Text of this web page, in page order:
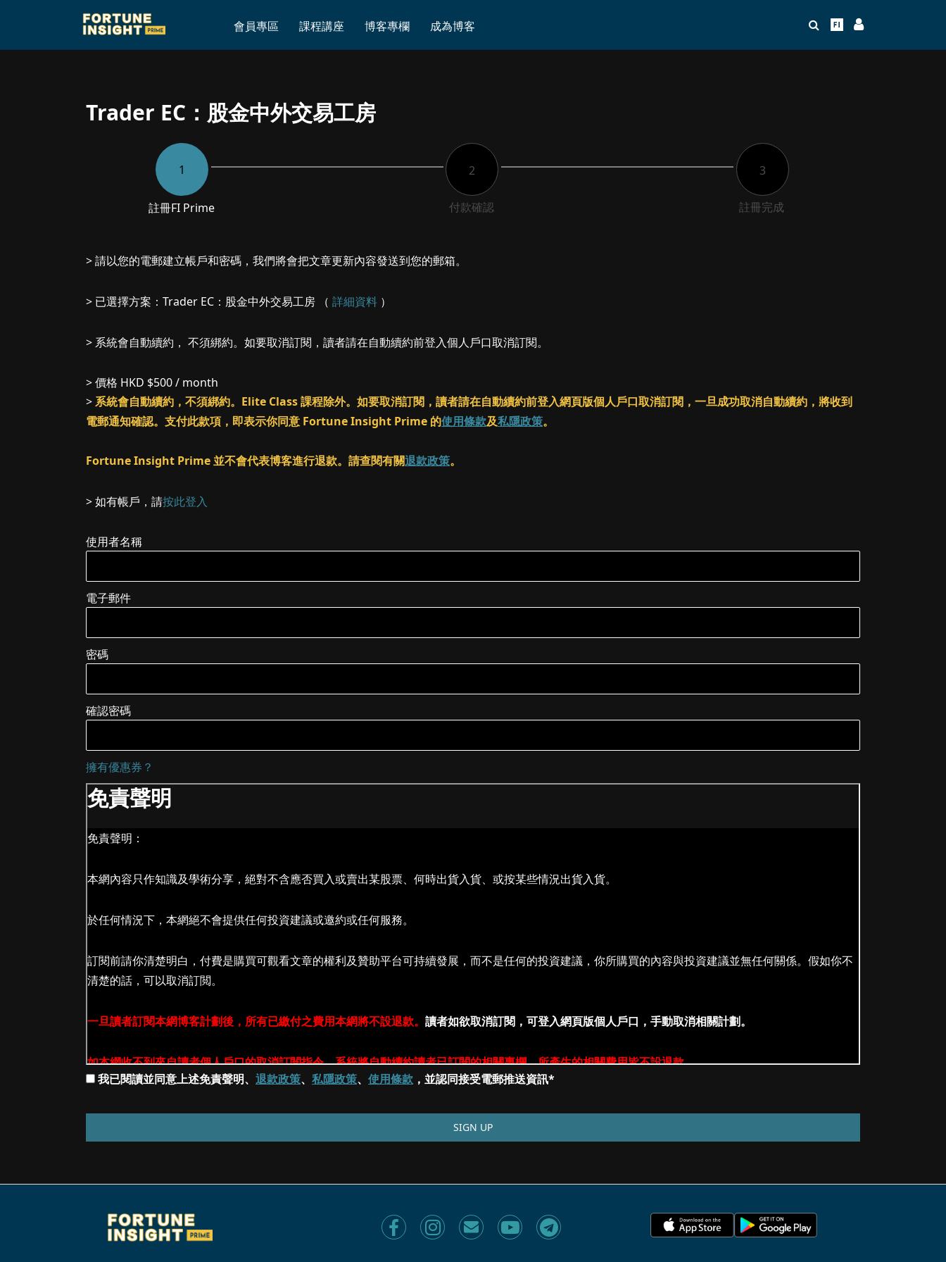
會員專區 課程講座 博客專欄 成為博客
Trader EC：股金中外交易工房
Trader EC：股金中外交易工房
1
註冊FI Prime
2
付款確認
3
註冊完成
> 請以您的電郵建立帳戶和密碼，我們將會把文章更新內容發送到您的郵箱。
> 已選擇方案：Trader EC：股金中外交易工房 （ 詳細資料 ）
> 系統會自動續約， 不須綁約。如要取消訂閱，讀者請在自動續約前登入個人戶口取消訂閱。
> 價格 HKD $500 / month
>系統會自動續約，不須綁約。Elite Class 課程除外。如要取消訂閱，讀者請在自動續約前登入網頁版個人戶口取消訂閱，一旦成功取消自動續約，將收到
電郵通知確認。支付此款項，即表示你同意 Fortune Insight Prime 的使用條款及私隱政策。
Fortune Insight Prime 並不會代表博客進行退款。請查閱有關退款政策。
> 如有帳戶，請按此登入
使用者名稱
電子郵件
密碼
確認密碼
擁有優惠券？
我已閱讀並同意上述免責聲明、 退款政策、 私隱政策、 使用條款 ，並認同接受電郵推送資訊*